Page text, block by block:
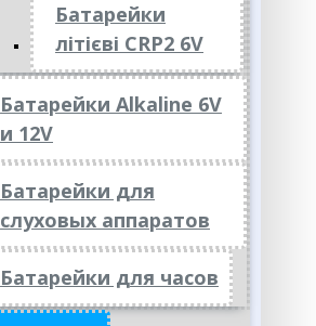
Батарейки
літієві CRP2 6V
Батарейки Alkaline 6V
и 12V
Батарейки для
слуховых аппаратов
Батарейки для часов